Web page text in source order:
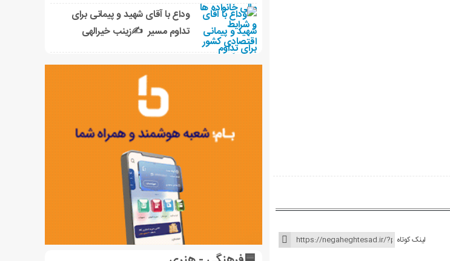
لینک کوتاه
وداع با آقای شهید و پیمانی برای
تداوم مسیر ✍زینب خیرالهی